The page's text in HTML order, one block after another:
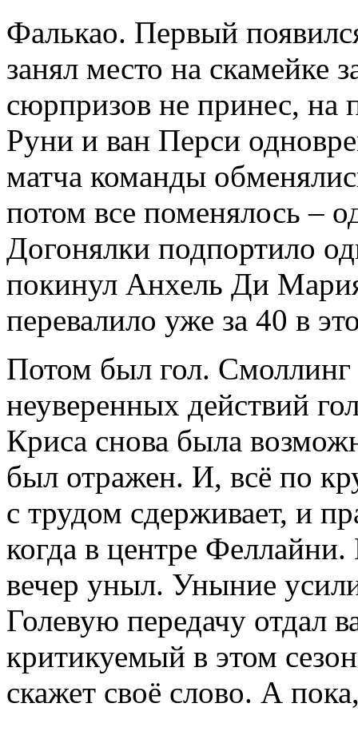
Фалькао. Первый
занял место на скамейке
сюрпризов не принес, на
Руни и ван Перси
матча команды
потом все поменялось –
Догонялки подпортило
покинул Анхель Ди
перевалило уже за 40 в
Потом был гол.
неуверенных действий
Криса снова была
был отражен. И, всё по
с трудом сдерживает, и
когда в центре
вечер уныл. Уныние
Голевую передачу отдал
критикуемый в этом
скажет своё слово. А